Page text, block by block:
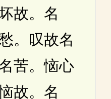
故。名
。叹故名
苦。恼心
故。名